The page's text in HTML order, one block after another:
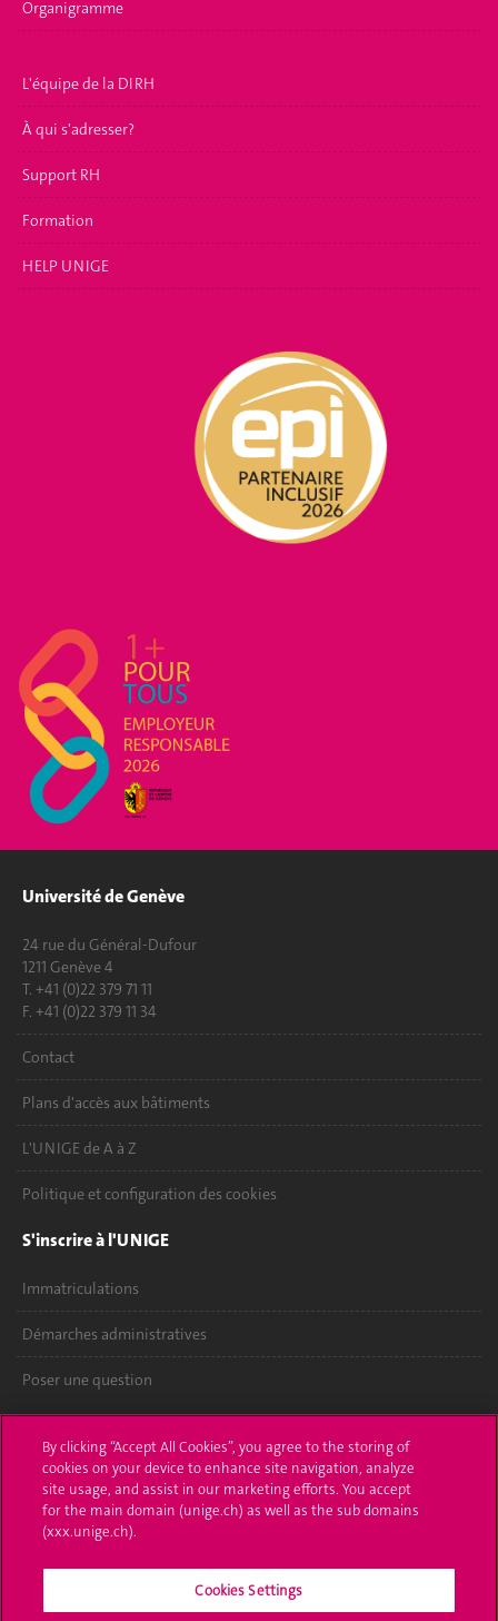
Organigramme
L'équipe de la DIRH
À qui s'adresser?
Support RH
Formation
HELP UNIGE
Université de Genève
24 rue du Général-Dufour
1211 Genève 4
T. +41 (0)22 379 71 11
F. +41 (0)22 379 11 34
Contact
Plans d'accès aux bâtiments
L'UNIGE de A à Z
Politique et configuration des cookies
S'inscrire à l'UNIGE
Immatriculations
Démarches administratives
Poser une question
UNIGE Mobile
Médias
Offres d'emploi
Bibliothèque
By clicking “Accept All Cookies”, you agree to the storing of
cookies on your device to enhance site navigation, analyze
site usage, and assist in our marketing efforts. You accept
for the main domain (unige.ch) as well as the sub domains
(xxx.unige.ch).
Cookies Settings